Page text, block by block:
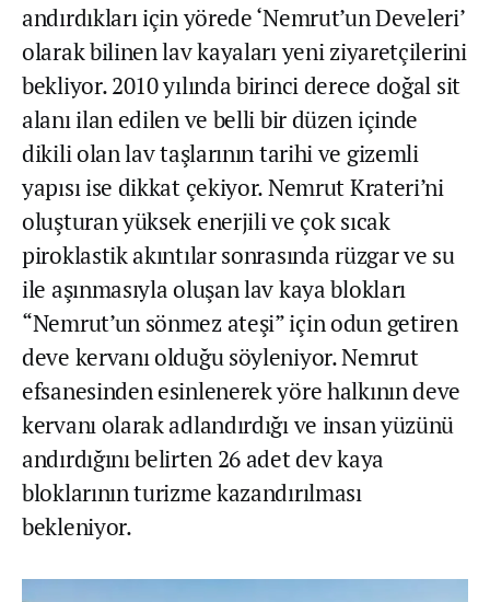
andırdıkları için yörede ‘Nemrut’un Develeri’
olarak bilinen lav kayaları yeni ziyaretçilerini
bekliyor. 2010 yılında birinci derece doğal sit
alanı ilan edilen ve belli bir düzen içinde
dikili olan lav taşlarının tarihi ve gizemli
yapısı ise dikkat çekiyor. Nemrut Krateri’ni
oluşturan yüksek enerjili ve çok sıcak
piroklastik akıntılar sonrasında rüzgar ve su
ile aşınmasıyla oluşan lav kaya blokları
“Nemrut’un sönmez ateşi” için odun getiren
deve kervanı olduğu söyleniyor. Nemrut
efsanesinden esinlenerek yöre halkının deve
kervanı olarak adlandırdığı ve insan yüzünü
andırdığını belirten 26 adet dev kaya
bloklarının turizme kazandırılması
bekleniyor.